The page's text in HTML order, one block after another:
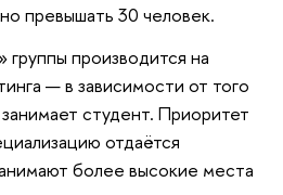
превышать 30 человек.
производится на
— в зависимости от того
студент. Приоритет
отдаётся
более высокие места